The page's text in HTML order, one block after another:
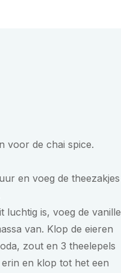
voor de chai spice.
en voeg de theezakjes
luchtig is, voeg de vanille
van. Klop de eieren
zout en 3 theelepels
en klop tot het een